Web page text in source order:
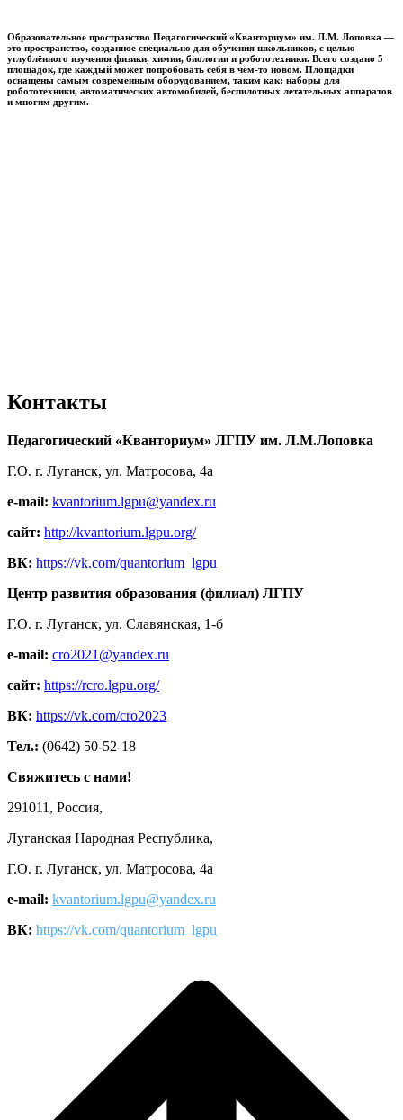
Образовательное пространство Педагогический «Кванториум» им. Л.М. Лоповка —
это пространство, созданное специально для обучения школьников, с целью
углублённого изучения физики, химии, биологии и робототехники. Всего создано 5
площадок, где каждый может попробовать себя в чём-то новом. Площадки
оснащены самым современным оборудованием, таким как: наборы для
робототехники, автоматических автомобилей, беспилотных летательных аппаратов
и многим другим.
Контакты
Педагогический «Кванториум» ЛГПУ им. Л.М.Лоповка
Г.О. г. Луганск, ул. Матросова, 4а
e-mail: kvantorium.lgpu@yandex.ru
сайт: http://kvantorium.lgpu.org/
ВК: https://vk.com/quantorium_lgpu
Центр развития образования (филиал) ЛГПУ
Г.О. г. Луганск, ул. Славянская, 1-б
e-mail: cro2021@yandex.ru
сайт: https://rcro.lgpu.org/
ВК: https://vk.com/cro2023
Тел.: (0642) 50-52-18
Свяжитесь с нами!
291011, Россия,
Луганская Народная Республика,
Г.О. г. Луганск, ул. Матросова, 4а
e-mail: kvantorium.lgpu@yandex.ru
ВК: https://vk.com/quantorium_lgpu